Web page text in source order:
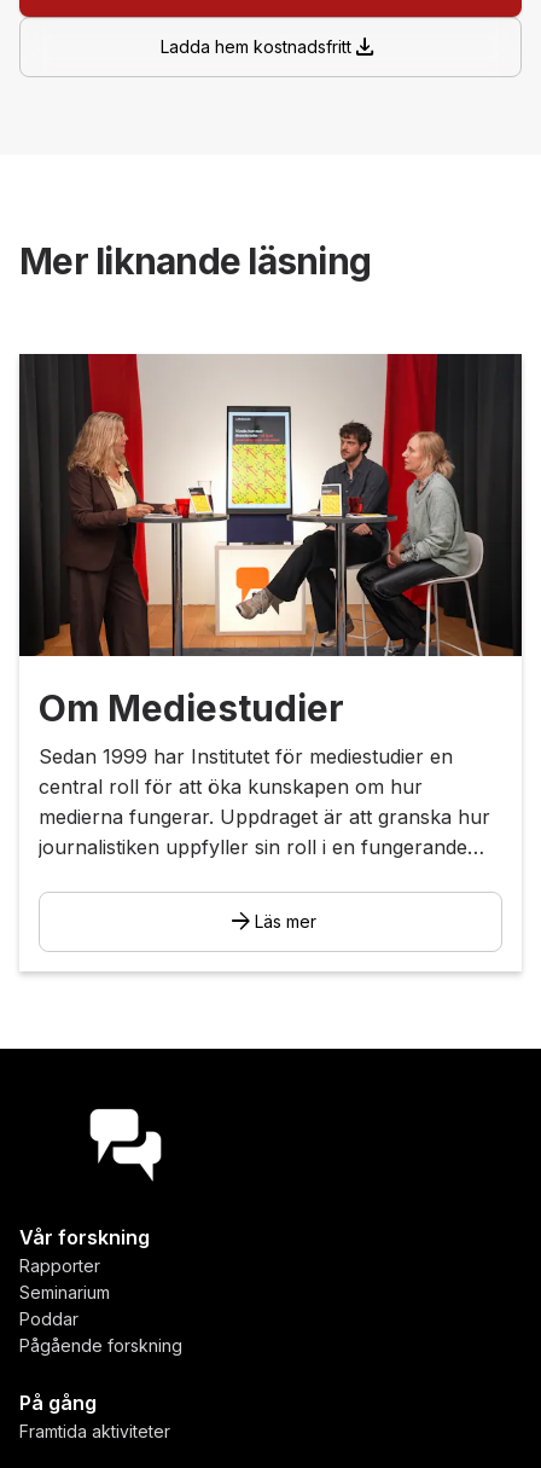
Ladda hem kostnadsfritt download
Mer liknande läsning
Om Mediestudier
Sedan 1999 har Institutet för mediestudier en
central roll för att öka kunskapen om hur
medierna fungerar. Uppdraget är att granska hur
journalistiken uppfyller sin roll i en fungerande
verkligheten.
arrow_forward Läs mer
Vår forskning
Rapporter
Seminarium
Poddar
Pågående forskning
På gång
Framtida aktiviteter